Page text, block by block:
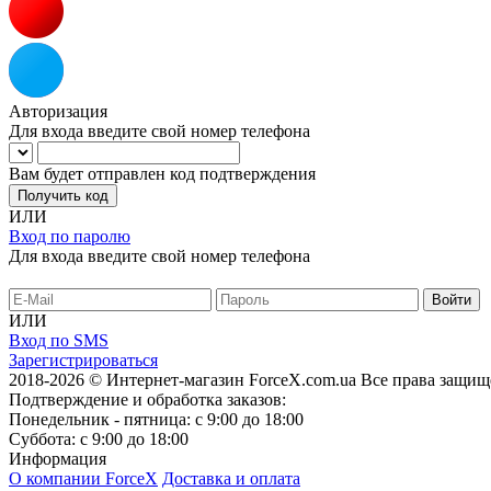
Авторизация
Для входа введите свой номер телефона
Вам будет отправлен код подтверждения
Получить код
ИЛИ
Вход по паролю
Для входа введите свой номер телефона
ИЛИ
Вход по SMS
Зарегистрироваться
2018-2026 © Интернет-магазин ForceX.com.ua Все права
Подтверждение и обработка заказов:
Понедельник - пятница: с 9:00 до 18:00
Суббота: с 9:00 до 18:00
Информация
О компании ForceX Доставка и оплата